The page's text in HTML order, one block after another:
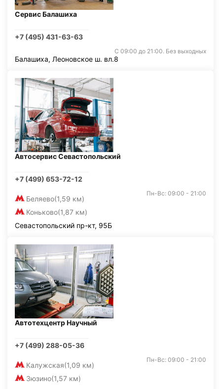
Сервис Балашиха
+7 (495) 431-63-63
С 09:00 до 21:00. Без выходных
Балашиха, Леоновское ш. вл.8
Автосервис Севастопольский
+7 (499) 653-72-12
Беляево(1,59 км)
Коньково(1,87 км)
Пн-Вс: 09:00 - 21:00
Севастопольский пр-кт, 95Б
Автотехцентр Научный
+7 (499) 288-05-36
Калужская(1,09 км)
Зюзино(1,57 км)
Пн-Вс: 09:00 - 21:00